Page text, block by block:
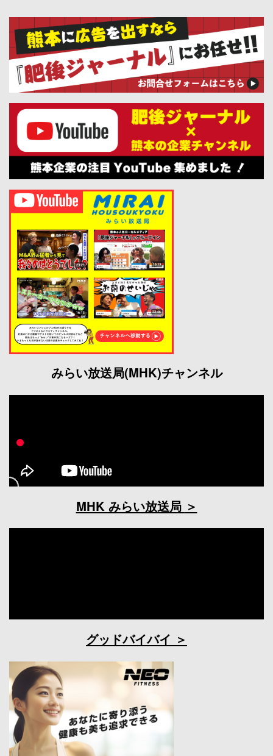
みらい放送局(MHK)チャンネル
MHK みらい放送局
グッドバイバイ